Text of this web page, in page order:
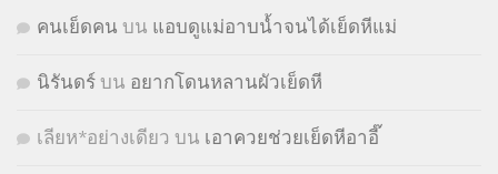
คนเย็ดคน บน แอบดูแม่อาบน้ำจนได้เย็ดหีแม่
นิรันดร์ บน อยากโดนหลานผัวเย็ดหี
เลียห*อย่างเดียว บน เอาควยช่วยเย็ดหีอาอี๊